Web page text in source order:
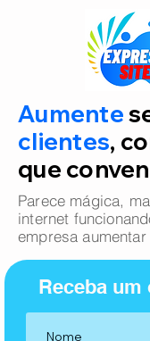
Aumente
clientes,
que
Parece mágica,
internet
empresa
Receba